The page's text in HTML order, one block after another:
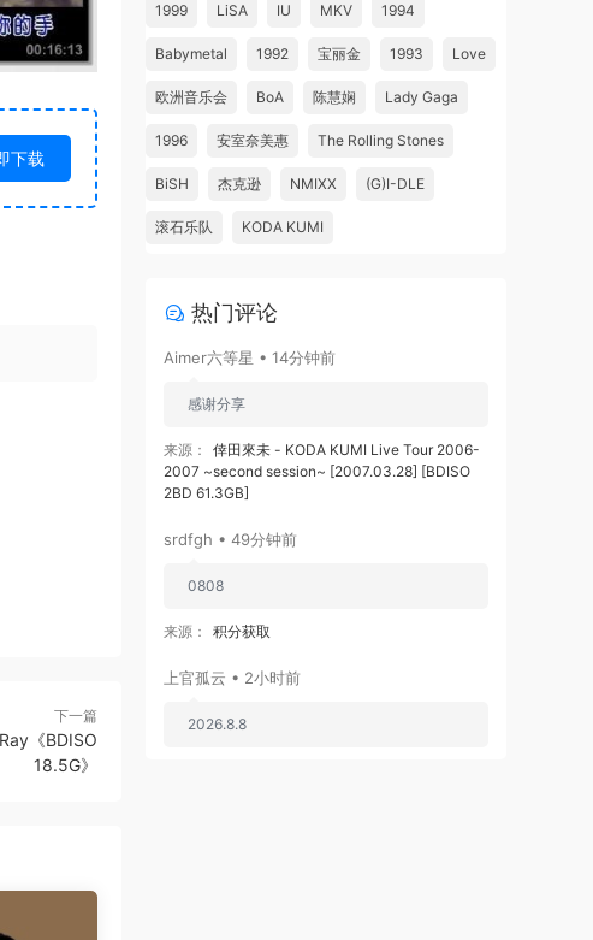
下载
下一篇
《BDISO
18.5G》
1999 LiSA IU MKV 1994
Babymetal 1992 宝丽金 1993 Love
欧洲音乐会 BoA 陈慧娴 Lady Gaga
1996 安室奈美惠 The Rolling Stones
BiSH 杰克逊 NMIXX (G)I-DLE
滚石乐队 KODA KUMI
热门评论
Aimer六等星 • 14分钟前
感谢分享
来源：
倖田來未 - KODA KUMI Live Tour 2006-
2007 ~second session~ [2007.03.28] [BDISO
2BD 61.3GB]
srdfgh • 49分钟前
0808
来源： 积分获取
上官孤云 • 2小时前
2026.8.8